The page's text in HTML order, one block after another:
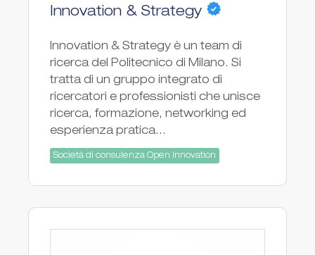
Innovation & Strategy
Innovation & Strategy è un team di
ricerca del Politecnico di Milano. Si
tratta di un gruppo integrato di
ricercatori e professionisti che unisce
ricerca, formazione, networking ed
esperienza pratica...
Società di consulenza Open Innovation